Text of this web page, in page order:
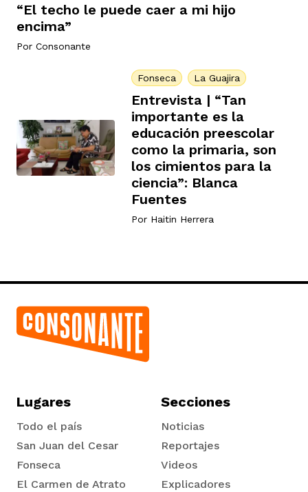
“El techo le puede caer a mi hijo
encima”
Por Consonante
Fonseca La Guajira
Entrevista | “Tan
importante es la
educación preescolar
como la primaria, son
los cimientos para la
ciencia”: Blanca
Fuentes
Por Haitin Herrera
Lugares
Todo el país
San Juan del Cesar
Fonseca
El Carmen de Atrato
Secciones
Noticias
Reportajes
Videos
Explicadores